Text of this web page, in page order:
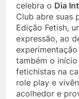
celebra o Dia
Club abre suas
Edição Fetish,
expressão, ao
também o
fetichistas na
role play e
acolhedor e